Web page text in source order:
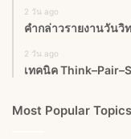
2 วัน ago
คำกล่าวรายงานวัน
2 วัน ago
เทคนิค
Most Popular Topics